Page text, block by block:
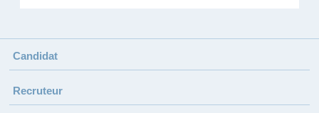
Candidat
Recruteur